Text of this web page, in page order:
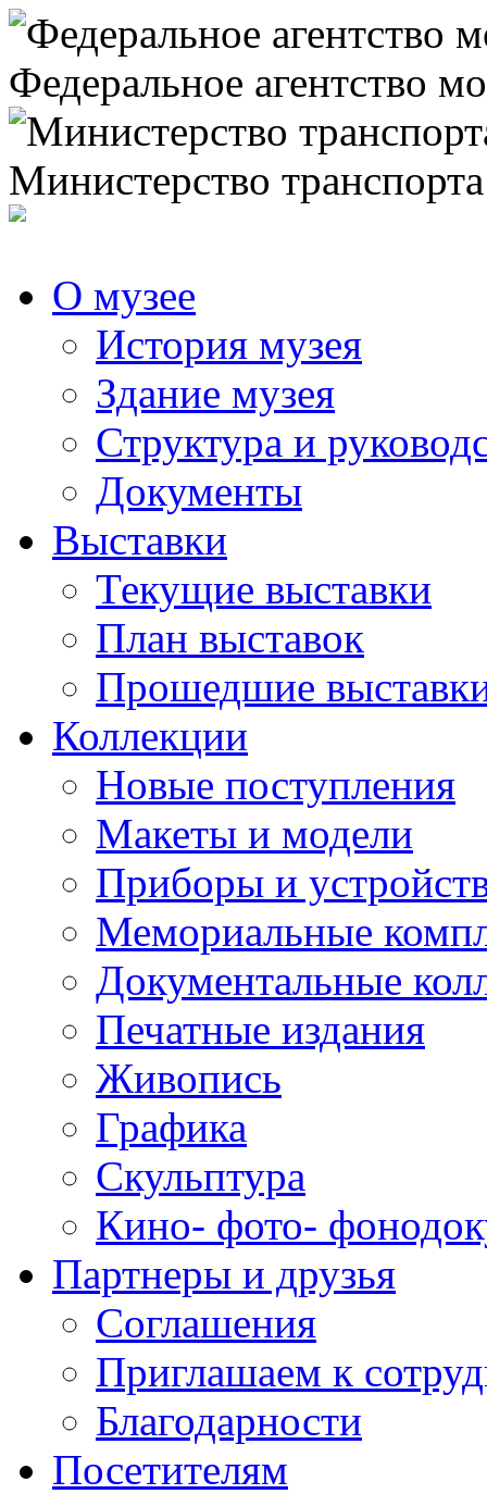
Федеральное агентство
Министерство
О музее
История музея
Здание музея
Структура и
Документы
Выставки
Текущие выставки
План выставок
Прошедшие
Коллекции
Новые поступления
Макеты и модели
Приборы и
Мемориальные
Документальные
Печатные издания
Живопись
Графика
Скульптура
Кино- фото-
Партнеры и друзья
Соглашения
Приглашаем к
Благодарности
Посетителям